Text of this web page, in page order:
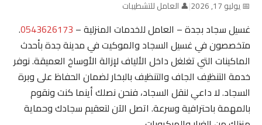
📅 يوليو 17, 2026 |👤 العامل للتشطيبات
غسيل سجاد بجدة – العامل للخدمات المنزلية –0543626173
.
متخصصون في غسيل السجاد والموكيت في مدينة جدة بأحدث
الماكينات التي تغلغل داخل الألياف لإزالة الأوساخ العميقة. نوفر
خدمة التنظيف الجاف والتنظيف بالبخار لضمان الحفاظ على وبرة
السجاد. لا داعي لنقل السجاد، فنحن نصلك أينما كنت ونقوم
بالمهمة باحترافية وسرعة. اتصل الآن لتعقيم سجادك وحماية